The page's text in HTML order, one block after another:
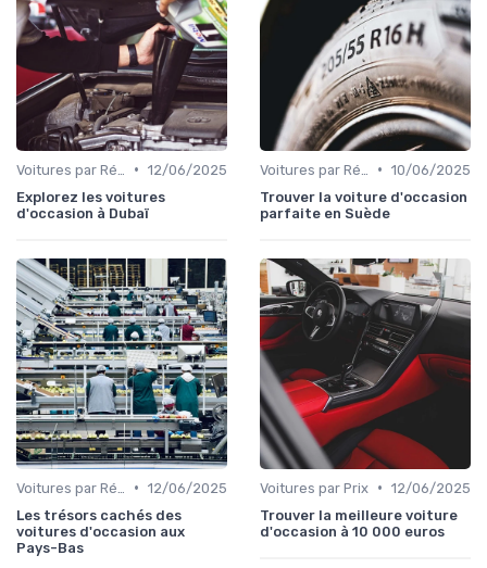
• 12/06/2025
Explorez les voitures
d'occasion à Dubaï
• 10/06/2025
Trouver la voiture d'occasion
parfaite en Suède
• 12/06/2025
Les trésors cachés des
voitures d'occasion aux
Pays-Bas
Voitures par Prix • 12/06/2025
Trouver la meilleure voiture
d'occasion à 10 000 euros